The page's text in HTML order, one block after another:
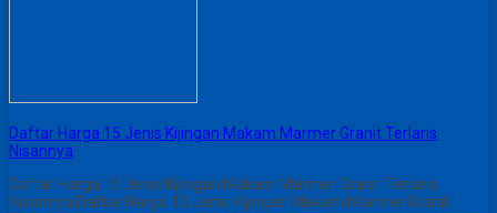
Daftar Harga 15 Jenis Kijingan Makam Marmer Granit Terlaris
Nisannya
Daftar Harga 15 Jenis Kijingan Makam Marmer Granit Terlaris
Nisannya Daftar Harga 15 Jenis Kijingan Makam Marmer Granit